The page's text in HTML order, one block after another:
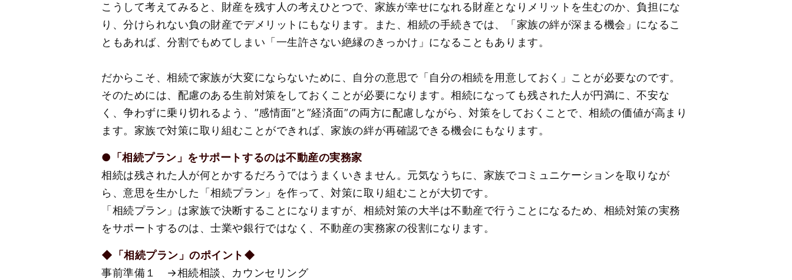
こうして考えてみると、財産を残す人の考えひとつで、家族が幸せになれる財産となりメリットを生むのか、負担にな
り、分けられない負の財産でデメリットにもなります。また、相続の手続きでは、「家族の絆が深まる機会」になるこ
ともあれば、分割でもめてしまい「一生許さない絶縁のきっかけ」になることもあります。
だからこそ、相続で家族が大変にならないために、自分の意思で「自分の相続を用意しておく」ことが必要なのです。
そのためには、配慮のある生前対策をしておくことが必要になります。相続になっても残された人が円満に、不安な
く、争わずに乗り切れるよう、”感情面”と”経済面”の両方に配慮しながら、対策をしておくことで、相続の価値が高まり
ます。家族で対策に取り組むことができれば、家族の絆が再確認できる機会にもなります。
●「相続プラン」をサポートするのは不動産の実務家
相続は残された人が何とかするだろうではうまくいきません。元気なうちに、家族でコミュニケーションを取りなが
ら、意思を生かした「相続プラン」を作って、対策に取り組むことが大切です。
「相続プラン」は家族で決断することになりますが、相続対策の大半は不動産で行うことになるため、相続対策の実務
をサポートするのは、士業や銀行ではなく、不動産の実務家の役割になります。
◆「相続プラン」のポイント◆
事前準備１ →相続相談、カウンセリング